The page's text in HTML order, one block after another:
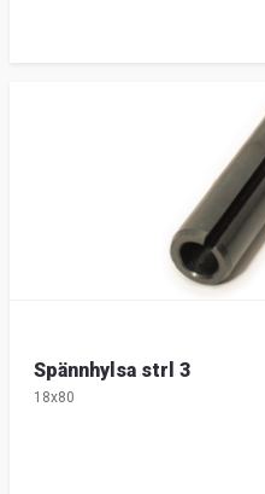
Spännhylsa strl 3
18x80